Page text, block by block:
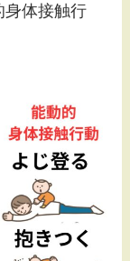
体接触行